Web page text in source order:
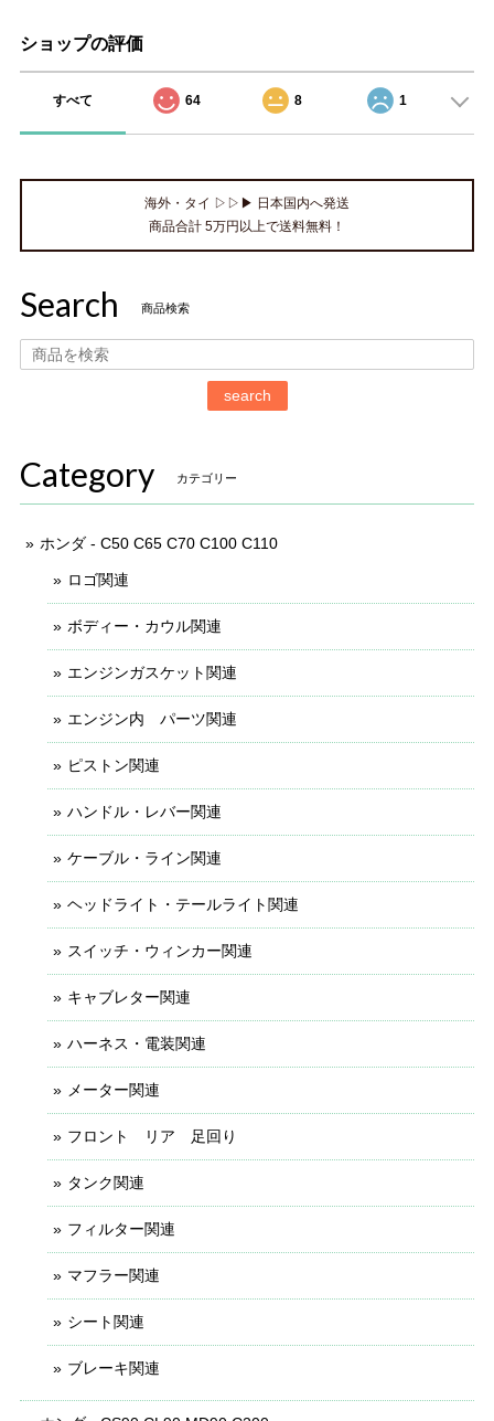
ショップの評価
すべて 64 8 1
海外・タイ ▷▷▶ 日本国内へ発送
商品合計 5万円以上で送料無料！
Search 商品検索
search
Category カテゴリー
ホンダ - C50 C65 C70 C100 C110
ロゴ関連
ボディー・カウル関連
エンジンガスケット関連
エンジン内 パーツ関連
ピストン関連
ハンドル・レバー関連
ケーブル・ライン関連
ヘッドライト・テールライト関連
スイッチ・ウィンカー関連
キャブレター関連
ハーネス・電装関連
メーター関連
フロント リア 足回り
タンク関連
フィルター関連
マフラー関連
シート関連
ブレーキ関連